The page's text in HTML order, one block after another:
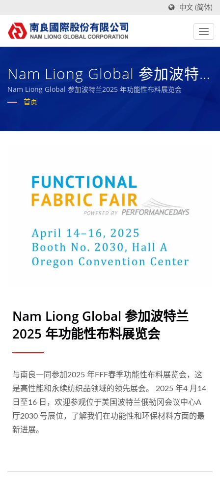
中文 (简体)
Nam Liong Global 参加波特
兰2025 年功能性布料展览会
Nam Liong Global 参加波特兰2025 年功能性布料展览会
首页
Nam Liong Global 参加波特兰
2025 年功能性布料展览会
与南良一同参加2025 年FFF春季功能性布料展览会，这
是高性能和永续纺织品领域的领先展会。 2025 年4 月14
日至16 日，欢迎参观位于美国波特兰俄勒冈会议中心A
厅2030 号展位，了解我们在功能性和环保材料方面的最
新进展。